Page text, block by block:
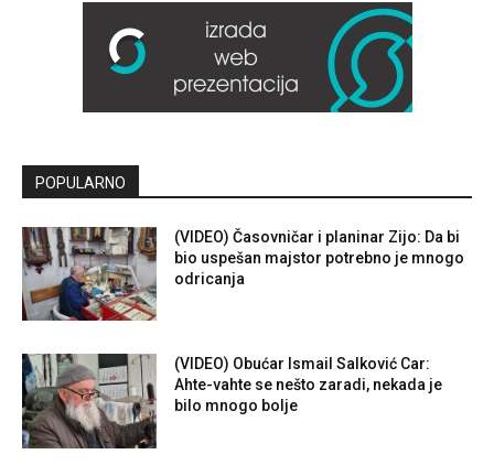
POPULARNO
(VIDEO) Časovničar i planinar Zijo: Da bi
bio uspešan majstor potrebno je mnogo
odricanja
(VIDEO) Obućar Ismail Salković Car:
Ahte-vahte se nešto zaradi, nekada je
bilo mnogo bolje